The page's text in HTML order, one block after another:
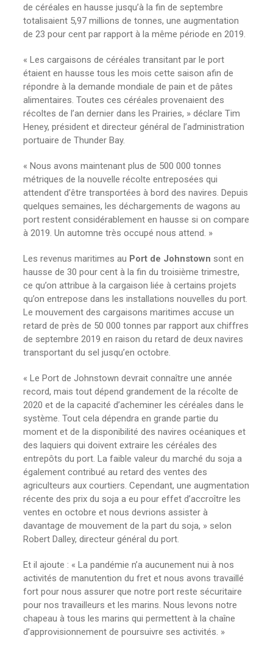
de céréales en hausse jusqu’à la fin de septembre
totalisaient 5,97 millions de tonnes, une augmentation
de 23 pour cent par rapport à la même période en 2019.
« Les cargaisons de céréales transitant par le port
étaient en hausse tous les mois cette saison afin de
répondre à la demande mondiale de pain et de pâtes
alimentaires. Toutes ces céréales provenaient des
récoltes de l’an dernier dans les Prairies, » déclare Tim
Heney, président et directeur général de l’administration
portuaire de Thunder Bay.
« Nous avons maintenant plus de 500 000 tonnes
métriques de la nouvelle récolte entreposées qui
attendent d’être transportées à bord des navires. Depuis
quelques semaines, les déchargements de wagons au
port restent considérablement en hausse si on compare
à 2019. Un automne très occupé nous attend. »
Les revenus maritimes au Port de Johnstown sont en
hausse de 30 pour cent à la fin du troisième trimestre,
ce qu’on attribue à la cargaison liée à certains projets
qu’on entrepose dans les installations nouvelles du port.
Le mouvement des cargaisons maritimes accuse un
retard de près de 50 000 tonnes par rapport aux chiffres
de septembre 2019 en raison du retard de deux navires
transportant du sel jusqu’en octobre.
« Le Port de Johnstown devrait connaître une année
record, mais tout dépend grandement de la récolte de
2020 et de la capacité d’acheminer les céréales dans le
système. Tout cela dépendra en grande partie du
moment et de la disponibilité des navires océaniques et
des laquiers qui doivent extraire les céréales des
entrepôts du port. La faible valeur du marché du soja a
également contribué au retard des ventes des
agriculteurs aux courtiers. Cependant, une augmentation
récente des prix du soja a eu pour effet d’accroître les
ventes en octobre et nous devrions assister à
davantage de mouvement de la part du soja, » selon
Robert Dalley, directeur général du port.
Et il ajoute : « La pandémie n’a aucunement nui à nos
activités de manutention du fret et nous avons travaillé
fort pour nous assurer que notre port reste sécuritaire
pour nos travailleurs et les marins. Nous levons notre
chapeau à tous les marins qui permettent à la chaîne
d’approvisionnement de poursuivre ses activités. »